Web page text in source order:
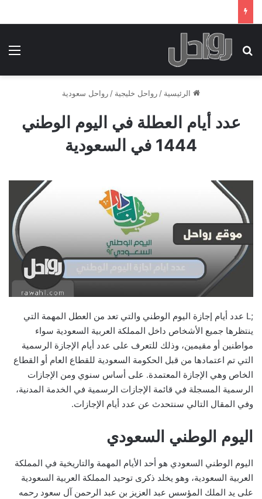
بحث عن
الرئيسية / رواحل خليجية / رواحل سعودية
عدد أيام العطلة في اليوم الوطني
1444 في السعودية
;L عدد أيام إجازة اليوم الوطني والتي تعد من العطل المهمة التي
ينتظرها جميع الأشخاص داخل المملكة العربية السعودية سواء
مواطنين أو مقيمين، وذلك للتعرف على عدد أيام الإجازة الرسمية
التي تم اعتمادها من قبل الحكومة السعودية للقطاع العام أو القطاع
الخاص وهي الإجازة المعتمدة. على أساس سنوي ومن الإجازات
الرسمية المسجلة في قائمة الإجازات الرسمية في الخدمة المدنية،
وفي المقال التالي سنتحدث عن عدد أيام الإجازات.
اليوم الوطني السعودي
اليوم الوطني السعودي هو أحد الأيام المهمة والتاريخية في المملكة
العربية السعودية، وهو يخلد ذكرى توحيد المملكة العربية السعودية
على يد الملك المؤسس عبد العزيز بن عبد الرحمن آل سعود رحمه